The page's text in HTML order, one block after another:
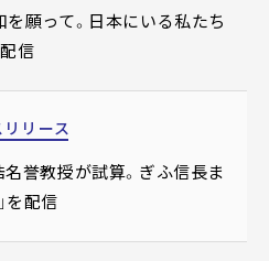
願って。日本にいる私たち
信
リース
誉教授が試算。ぎふ信長ま
を配信